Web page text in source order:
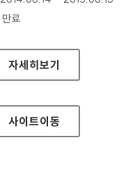
상태 :
만료
5·18 기념재단 홈페이지
자세히보기
사이트이동